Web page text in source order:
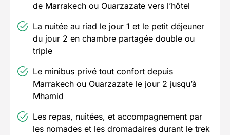
de Marrakech ou Ouarzazate vers l’hôtel
La nuitée au riad le jour 1 et le petit déjeuner
du jour 2 en chambre partagée double ou
triple
Le minibus privé tout confort depuis
Marrakech ou Ouarzazate le jour 2 jusqu’à
Mhamid
Les repas, nuitées, et accompagnement par
les nomades et les dromadaires durant le trek